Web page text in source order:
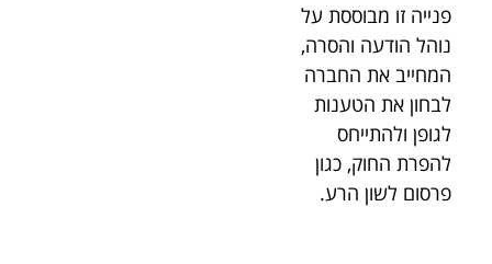
פנייה זו מבוססת על
נוהל הודעה והסרה,
המחייב את החברה
לבחון את הטענות
לגופן ולהתייחס
להפרת החוק, כגון
פרסום לשון הרע.